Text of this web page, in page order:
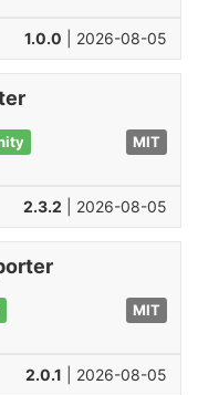
1.0.0 | 2026-08-05
MIT
2.3.2 | 2026-08-05
MIT
2.0.1 | 2026-08-05